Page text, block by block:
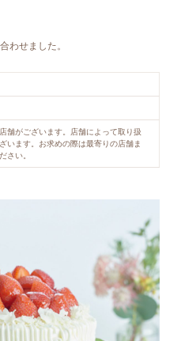
わせました。
舗がございます。店舗によって取り扱
います。お求めの際は最寄りの店舗ま
さい。